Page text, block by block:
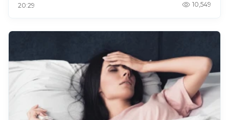
20:29 10,549